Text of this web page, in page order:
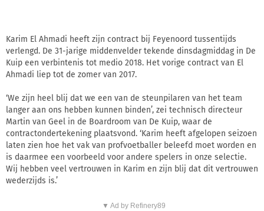
Karim El Ahmadi heeft zijn contract bij Feyenoord tussentijds
verlengd. De 31-jarige middenvelder tekende dinsdagmiddag in De
Kuip een verbintenis tot medio 2018. Het vorige contract van El
Ahmadi liep tot de zomer van 2017.
‘We zijn heel blij dat we een van de steunpilaren van het team
langer aan ons hebben kunnen binden’, zei technisch directeur
Martin van Geel in de Boardroom van De Kuip, waar de
contractondertekening plaatsvond. ‘Karim heeft afgelopen seizoen
laten zien hoe het vak van profvoetballer beleefd moet worden en
is daarmee een voorbeeld voor andere spelers in onze selectie.
Wij hebben veel vertrouwen in Karim en zijn blij dat dit vertrouwen
wederzijds is.’
▼ Ad by Refinery89